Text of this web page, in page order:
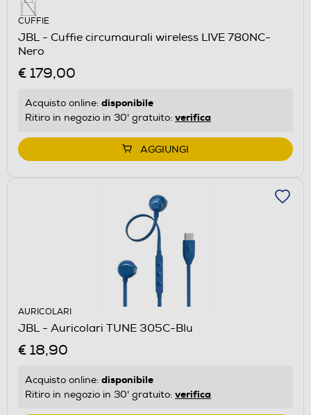
CUFFIE
JBL - Cuffie circumaurali wireless LIVE 780NC-
Nero
€ 179,00
Acquisto online: disponibile
Ritiro in negozio in 30' gratuito: verifica
AGGIUNGI
AURICOLARI
JBL - Auricolari TUNE 305C-Blu
€ 18,90
Acquisto online: disponibile
Ritiro in negozio in 30' gratuito: verifica